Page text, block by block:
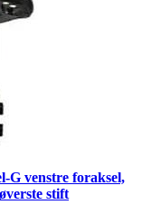
G venstre foraksel,
stift